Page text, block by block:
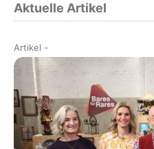
Aktuelle Artikel
Artikel -